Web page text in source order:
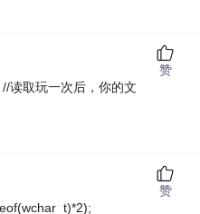
读取玩一次后，你的文
赞
赞